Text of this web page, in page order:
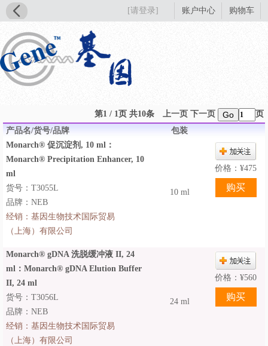
[请登录] 账户中心 购物车
第1 / 1页 共10条 上一页 下一页 Go
页
产品名/货号/品牌
包装
Monarch® 促沉淀剂, 10 ml：
Monarch® Precipitation Enhancer, 10
ml
10 ml
价格： ¥475
货号：T3055L
品牌：NEB
经销： 基因生物技术国际贸易
（上海）有限公司
Monarch® gDNA 洗脱缓冲液 II, 24
ml：Monarch® gDNA Elution Buffer
II, 24 ml
24 ml
价格： ¥560
货号：T3056L
品牌：NEB
经销： 基因生物技术国际贸易
（上海）有限公司